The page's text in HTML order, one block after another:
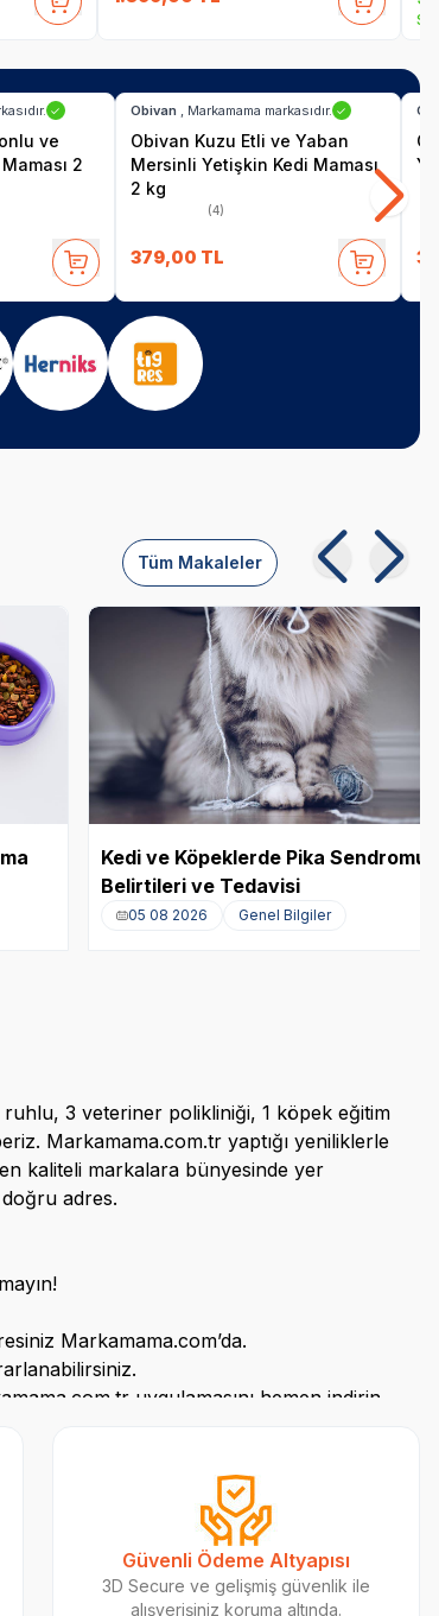
✓
ve
2
Obivan , Markamama markasıdır. ✓
Obivan Kuzu Etli ve Yaban
Mersinli Yetişkin Kedi Maması
2 kg
(4)
379,00 TL
Tüm Makaleler
Kedi ve Köpeklerde Pika Sendromu:
Belirtileri ve Tedavisi
05 08 2026 Genel Bilgiler
ruhlu, 3 veteriner polikliniği, 1 köpek eğitim
Markamama.com.tr yaptığı yeniliklerle
kaliteli markalara bünyesinde yer
adres.
Markamama.com’da.
uygulamasını hemen indirin.
hayvanları koruma gününde Tarçın
dokunmaya çalışmak. Masalın tanıtım
üzerinden paylaşarak daha fazla
Güvenli Ödeme Altyapısı
3D Secure ve gelişmiş güvenlik ile
alışverişiniz koruma altında.